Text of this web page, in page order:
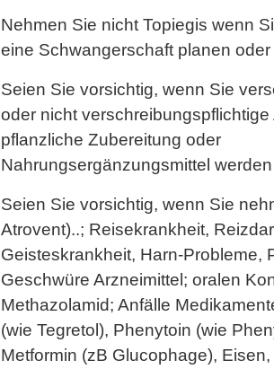
Nehmen Sie nicht Topiegis wenn
eine Schwangerschaft planen
Seien Sie vorsichtig, wenn Sie
oder nicht verschreibungspflichtige
pflanzliche Zubereitung oder
Nahrungsergänzungsmittel werden
Seien Sie vorsichtig, wenn Sie
Atrovent)..; Reisekrankheit,
Geisteskrankheit, Harn-Probleme,
Geschwüre Arzneimittel; oralen
Methazolamid; Anfälle
(wie Tegretol), Phenytoin (wie
Metformin (zB Glucophage),